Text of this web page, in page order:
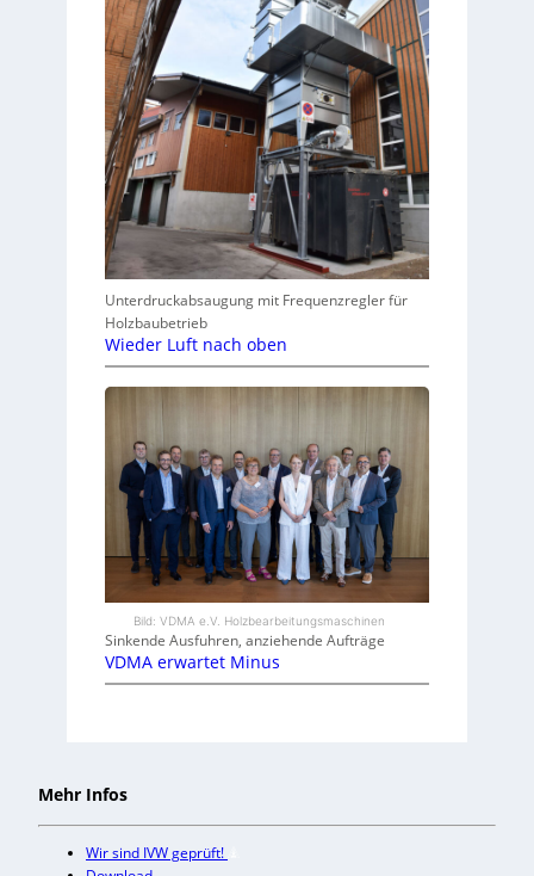
Unterdruckabsaugung mit Frequenzregler für
Holzbaubetrieb
Wieder Luft nach oben
Bild: VDMA e.V. Holzbearbeitungsmaschinen
Sinkende Ausfuhren, anziehende Aufträge
VDMA erwartet Minus
Mehr Infos
Wir sind IVW geprüft!